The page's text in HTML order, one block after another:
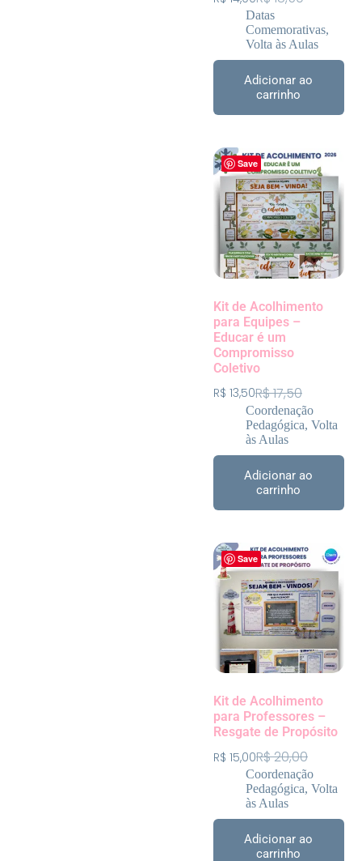
Datas
Comemorativas,
Volta às Aulas
Adicionar ao
carrinho
Save
Kit de Acolhimento
para Equipes –
Educar é um
Compromisso
Coletivo
R$17,50
R$ 13,50
Coordenação
Pedagógica, Volta
às Aulas
Adicionar ao
carrinho
Save
Kit de Acolhimento
para Professores –
Resgate de Propósito
R$20,00
R$ 15,00
Coordenação
Pedagógica, Volta
às Aulas
Adicionar ao
carrinho